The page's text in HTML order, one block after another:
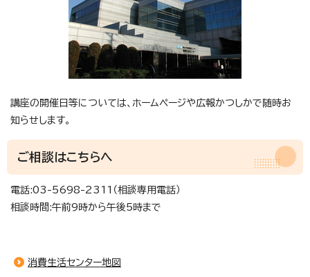
講座の開催日等については、ホームページや広報かつしかで随時お
知らせします。
ご相談はこちらへ
電話:03-5698-2311（相談専用電話）
相談時間:午前9時から午後5時まで
消費生活センター地図